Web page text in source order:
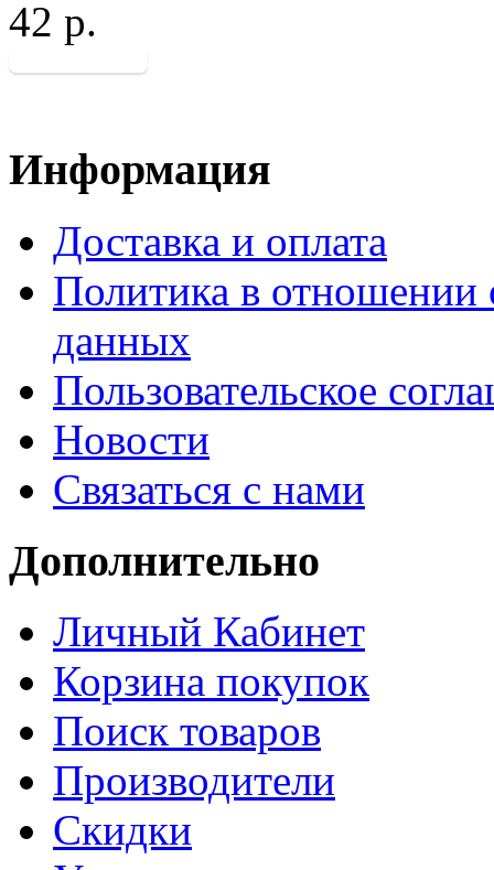
42 р.
Информация
Доставка и оплата
Политика в отношении
данных
Пользовательское
Новости
Связаться с нами
Дополнительно
Личный Кабинет
Корзина покупок
Поиск товаров
Производители
Скидки